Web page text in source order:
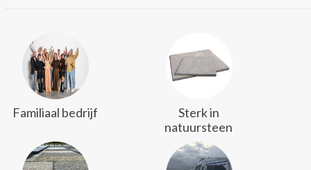
Familiaal bedrijf
Sterk in
natuursteen